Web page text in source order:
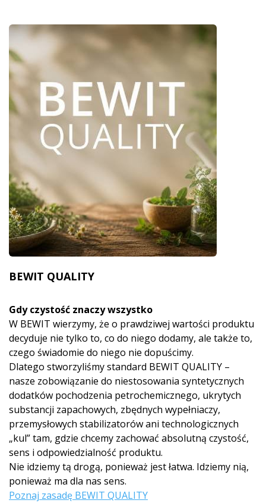
BEWIT QUALITY
Gdy czystość znaczy wszystko
W BEWIT wierzymy, że o prawdziwej wartości produktu
decyduje nie tylko to, co do niego dodamy, ale także to,
czego świadomie do niego nie dopuścimy.
Dlatego stworzyliśmy standard BEWIT QUALITY –
nasze zobowiązanie do niestosowania syntetycznych
dodatków pochodzenia petrochemicznego, ukrytych
substancji zapachowych, zbędnych wypełniaczy,
przemysłowych stabilizatorów ani technologicznych
„kul” tam, gdzie chcemy zachować absolutną czystość,
sens i odpowiedzialność produktu.
Nie idziemy tą drogą, ponieważ jest łatwa. Idziemy nią,
ponieważ ma dla nas sens.
Poznaj zasadę BEWIT QUALITY